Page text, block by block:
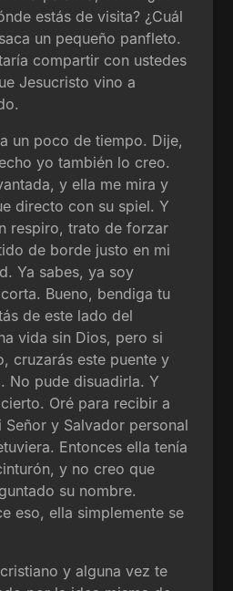
estás de visita? ¿Cuál
un pequeño panfleto.
compartir con ustedes
Jesucristo vino a
un poco de tiempo. Dije,
yo también lo creo.
y ella me mira y
directo con su spiel. Y
respiro, trato de forzar
de borde justo en mi
Ya sabes, ya soy
Bueno, bendiga tu
de este lado del
vida sin Dios, pero si
cruzarás este puente y
No pude disuadirla. Y
Oré para recibir a
y Salvador personal
Entonces ella tenía
y no creo que
su nombre.
eso, ella simplemente se
y alguna vez te